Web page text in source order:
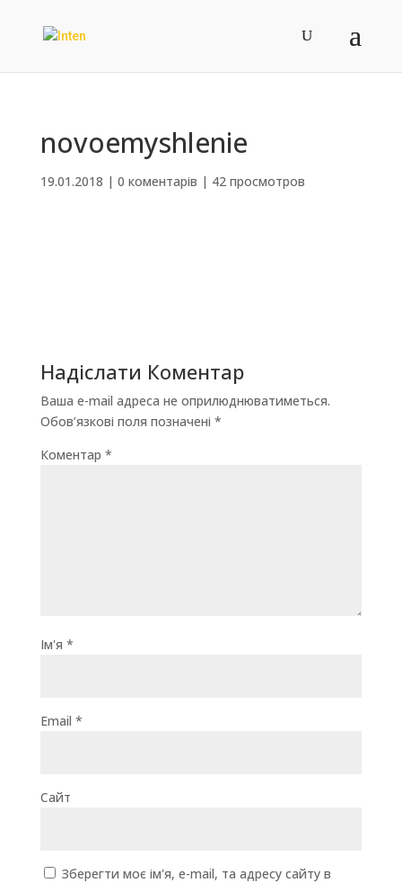
novoemyshlenie
19.01.2018 | 0 коментарів | 42 просмотров
Надіслати Коментар
Ваша e-mail адреса не оприлюднюватиметься.
Обов’язкові поля позначені *
Коментар *
Ім'я *
Email *
Сайт
Зберегти моє ім'я, e-mail, та адресу сайту в